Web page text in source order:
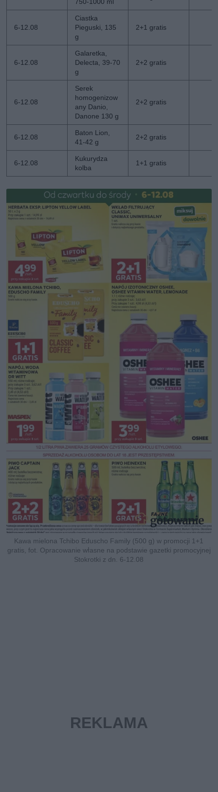
6-12.08
Ciastka
Pieguski, 135
g
2+1 gratis
6-12.08
Galaretka,
Delecta, 39-70
g
2+2 gratis
6-12.08
Serek
homogenizow
any Danio,
Danone 130 g
2+2 gratis
6-12.08
Baton Lion,
41-42 g
2+2 gratis
6-12.08
Kukurydza
kolba
1+1 gratis
Kawa mielona Tchibo Eduscho Family (500 g) w promocji 1+1
gratis, fot. Opracowanie własne na podstawie gazetki promocyjnej
Stokrotki z dn. 6-12.08